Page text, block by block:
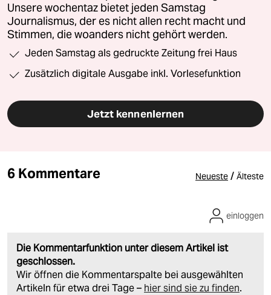
Unsere wochentaz bietet jeden Samstag
Journalismus, der es nicht allen recht macht und
Stimmen, die woanders nicht gehört werden.
Jeden Samstag als gedruckte Zeitung frei Haus
Zusätzlich digitale Ausgabe inkl. Vorlesefunktion
Jetzt kennenlernen
6 Kommentare Neueste / Älteste
Die Kommentarfunktion unter diesem Artikel ist
geschlossen.
Wir öffnen die Kommentarspalte bei ausgewählten
Artikeln für etwa drei Tage – hier sind sie zu finden.
einloggen